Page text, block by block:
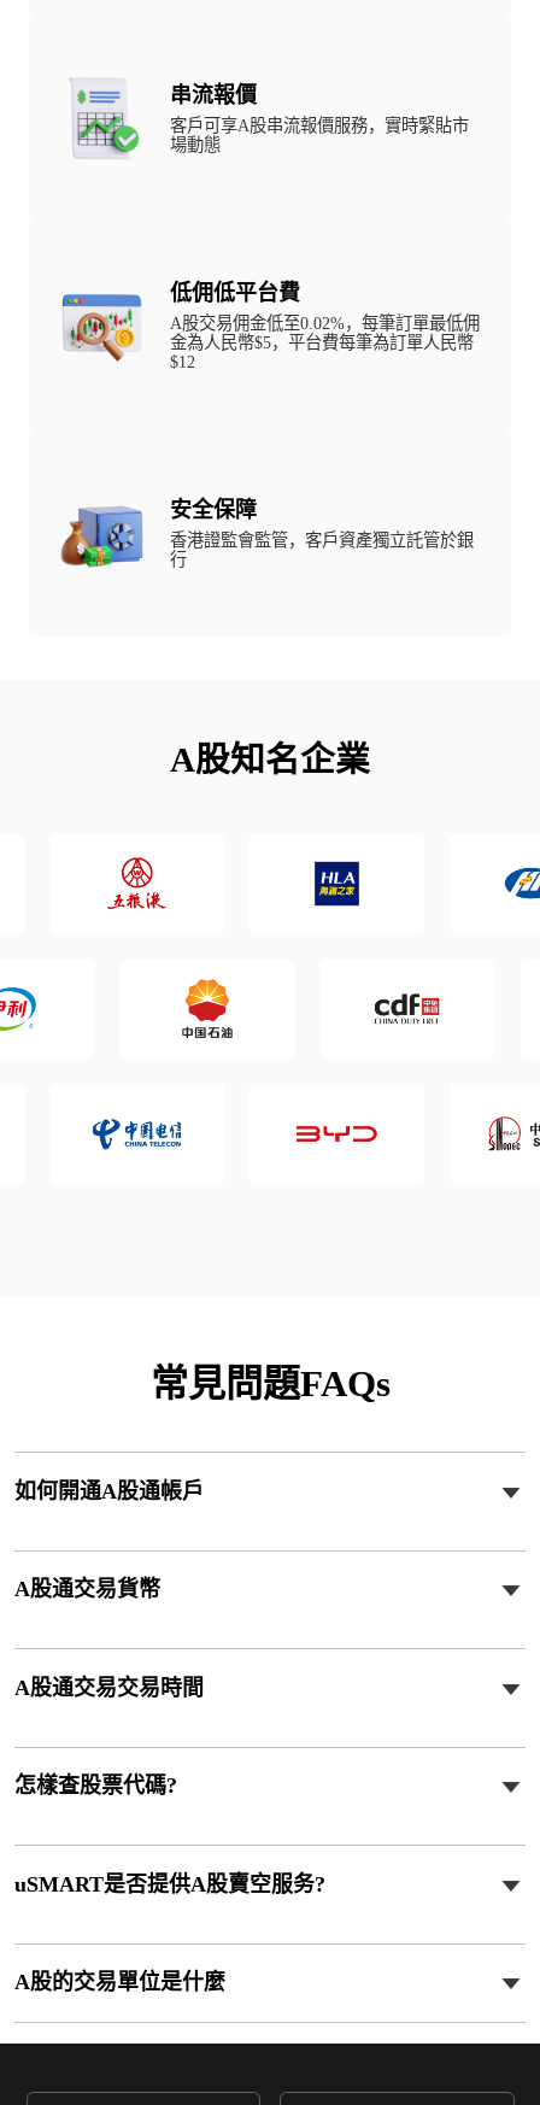
串流報價
客戶可享A股串流報價服務，實時緊貼市
場動態
低佣低平台費
A股交易佣金低至0.02%，每筆訂單最低佣
金為人民幣$5，平台費每筆為訂單人民幣
$12
安全保障
香港證監會監管，客戶資產獨立託管於銀
行
A股知名企業
常見問題FAQs
如何開通A股通帳戶
A股通交易貨幣
A股通交易交易時間
怎樣查股票代碼?
uSMART是否提供A股賣空服务?
A股的交易單位是什麼